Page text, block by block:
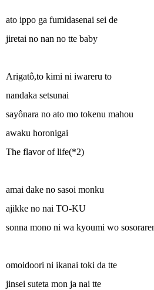
ato ippo ga fumidasenai sei de
jiretai no nan no tte baby
Arigatô,to kimi ni iwareru to
nandaka setsunai
sayônara no ato mo tokenu mahou
awaku horonigai
The flavor of life(*2)
amai dake no sasoi monku
ajikke no nai TO-KU
sonna mono ni wa kyoumi wo
omoidoori ni ikanai toki da tte
jinsei suteta mon ja nai tte